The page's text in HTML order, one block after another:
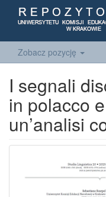
Zobacz pozycję
I segnali
in polacco
un’analisi